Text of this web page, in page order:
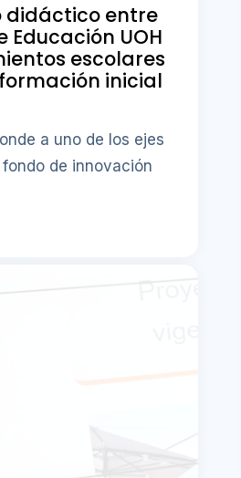
didáctico entre
Educación UOH
escolares
inicial
a uno de los ejes
de innovación